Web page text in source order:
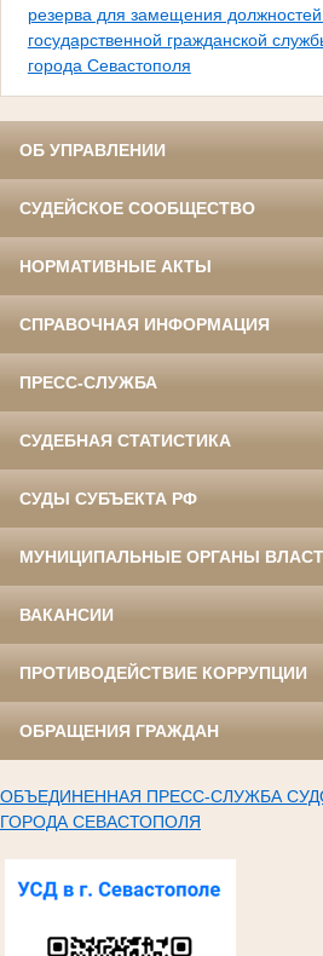
резерва для замещения
государственной гражданской
города Севастополя
ОБ УПРАВЛЕНИИ
СУДЕЙСКОЕ СООБЩЕСТВО
НОРМАТИВНЫЕ АКТЫ
СПРАВОЧНАЯ ИНФОРМАЦИЯ
ПРЕСС-СЛУЖБА
СУДЕБНАЯ СТАТИСТИКА
СУДЫ СУБЪЕКТА РФ
МУНИЦИПАЛЬНЫЕ ОРГАНЫ
ВАКАНСИИ
ПРОТИВОДЕЙСТВИЕ КОРРУПЦИИ
ОБРАЩЕНИЯ ГРАЖДАН
ОБЪЕДИНЕННАЯ ПРЕСС-СЛУЖБА
ГОРОДА СЕВАСТОПОЛЯ